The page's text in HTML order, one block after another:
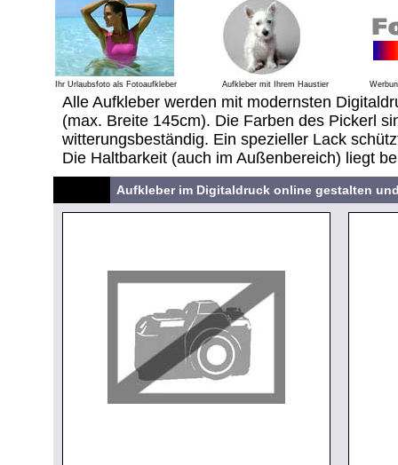
Ihr Urlaubsfoto als Fotoaufkleber Aufkleber mit Ihrem Haustier
Alle Aufkleber werden mit modernsten
(max. Breite 145cm). Die Farben des Pickerl
witterungsbeständig. Ein spezieller Lack
Die Haltbarkeit (auch im Außenbereich) liegt
Aufkleber im Digitaldruck online gestalten